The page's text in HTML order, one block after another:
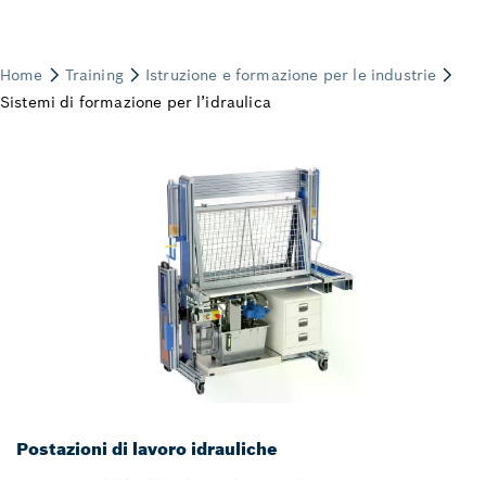
Postazioni di lavoro idrauliche